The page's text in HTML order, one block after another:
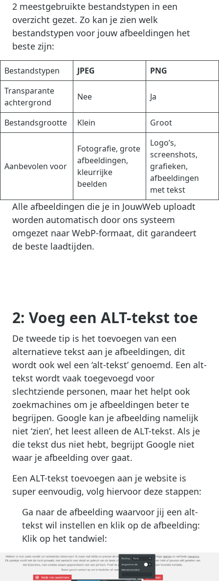
2 meestgebruikte bestandstypen in een
overzicht gezet. Zo kan je zien welk
bestandstypen voor jouw afbeeldingen het
beste zijn:
Bestandstypen JPEG
PNG
Transparante
achtergrond
Nee Ja
Bestandsgrootte Klein Groot
Aanbevolen voor
Fotografie, grote
afbeeldingen,
kleurrijke
beelden
Logo’s,
screenshots,
grafieken,
afbeeldingen
met tekst
Alle afbeeldingen die je in JouwWeb uploadt
worden automatisch door ons systeem
omgezet naar WebP-formaat, dit garandeert
de beste laadtijden.
2: Voeg een ALT-tekst toe
De tweede tip is het toevoegen van een
alternatieve tekst aan je afbeeldingen, dit
wordt ook wel een ‘alt-tekst’ genoemd. Een alt-
tekst wordt vaak toegevoegd voor
slechtziende personen, maar het helpt ook
zoekmachines om je afbeeldingen beter te
begrijpen. Google kan je afbeelding namelijk
niet ‘zien’, het leest alleen de ALT-tekst. Als je
die tekst dus niet hebt, begrijpt Google niet
waar je afbeelding over gaat.
Een ALT-tekst toevoegen aan je website is
super eenvoudig, volg hiervoor deze stappen:
Ga naar de afbeelding waarvoor jij een alt-
tekst wil instellen en klik op de afbeelding:
Klik op het tandwiel: